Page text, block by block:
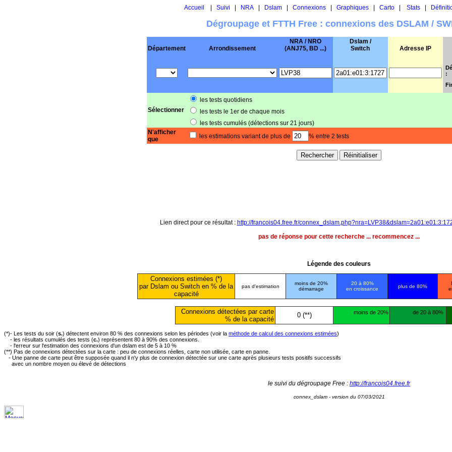
Accueil Suivi NRA| Dslam| Connexions| Graphiques| Carto| Stats|
Dégroupage et FTTH Free : connexions des DSLAM /
Département Arrondissement
NRA / NRO
(ANJ75, BD ...)
Dslam /
Switch
Adresse IP
:
Sélectionner
les tests quotidiens
les tests le 1er de chaque mois
les tests cumulés (détections sur 21 jours)
N'afficher
que
les estimations variant de plus de % entre 2 tests
Lien direct pour ce résultat : http://francois04.free.fr/
pas de réponse pour cette recherche ... recommencez ...
Légende des couleurs
Connexions estimées (*)
par Dslam ou Switch en % de la
capacité
pas d'estimation
moins de 20%
démarrage
20 à 80%
en croissance
plus de 80%
Connexions détectées par carte
% de la capacité
0 (**) moins de 20% de 20 à 80%
(*)- Les tests du soir (s.) détectent environ 80 % des connexions selon les périodes (voir la méthode de calcul des connexions estimées)
- les résultats cumulés des tests (c.) représentent 80 à 90% des connexions.
- l'erreur sur l'estimation des connexions d'un dslam est de 5 à 10 %
(**) Pas de connexions détectées sur la carte : peu de connexions réelles, carte non utilisée, carte en panne.
- Une panne de carte peut être supposée quand il n'y plus de connexion détectée sur une carte après plusieurs tests positifs successifs
avec un nombre moyen ou élevé de détections
le suivi du dégroupage Free : http://francois04.free.fr
connex_dslam - version du 07/03/2021